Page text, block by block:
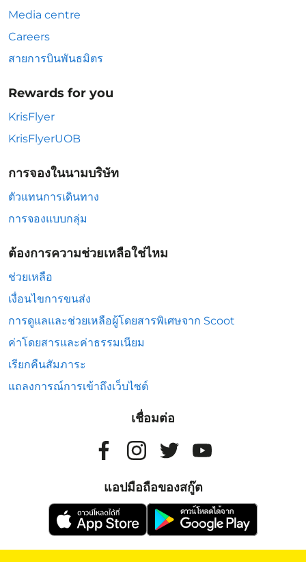
Media centre
Careers
สายการบินพันธมิตร
Rewards for you
KrisFlyer
KrisFlyerUOB
การจองในนามบริษัท
ตัวแทนการเดินทาง
การจองแบบกลุ่ม
ต้องการความช่วยเหลือใช่ไหม
ช่วยเหลือ
เงื่อนไขการขนส่ง
การดูแลและช่วยเหลือผู้โดยสารพิเศษจาก Scoot
ค่าโดยสารและค่าธรรมเนียม
เรียกคืนสัมภาระ
แถลงการณ์การเข้าถึงเว็บไซต์
เชื่อมต่อ
แอปมือถือของสกู๊ต